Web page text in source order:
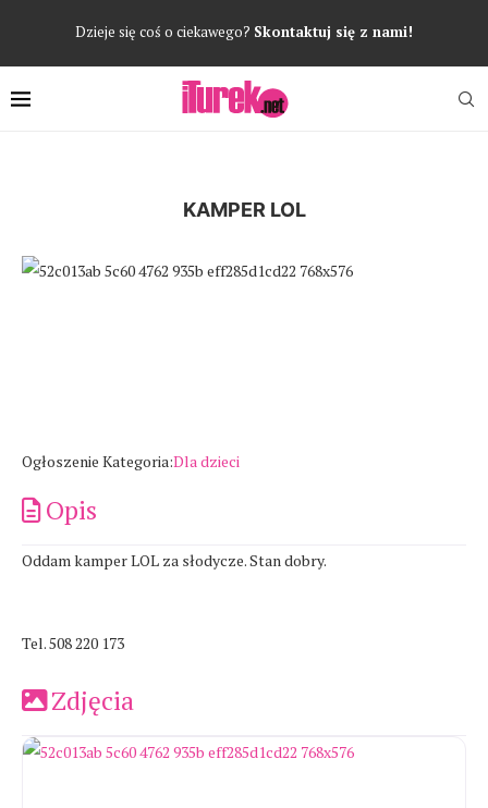
Dzieje się coś o ciekawego? Skontaktuj się z nami!
KAMPER LOL
Ogłoszenie Kategoria:Dla dzieci
Opis
Oddam kamper LOL za słodycze. Stan dobry.
Tel. 508 220 173
Zdjęcia